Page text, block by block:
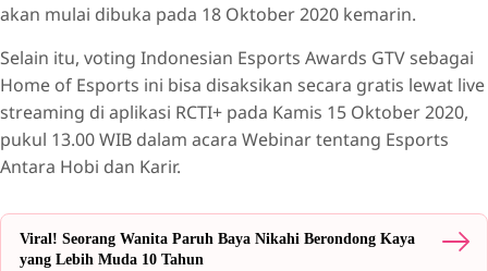
akan mulai dibuka pada 18 Oktober 2020 kemarin.
Selain itu, voting Indonesian Esports Awards GTV sebagai
Home of Esports ini bisa disaksikan secara gratis lewat live
streaming di aplikasi RCTI+ pada Kamis 15 Oktober 2020,
pukul 13.00 WIB dalam acara Webinar tentang Esports
Antara Hobi dan Karir.
Viral! Seorang Wanita Paruh Baya Nikahi Berondong Kaya
yang Lebih Muda 10 Tahun